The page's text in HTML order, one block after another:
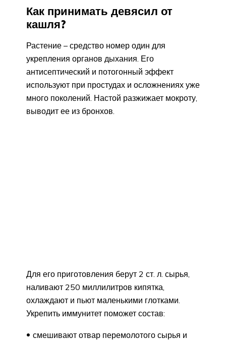
Как принимать девясил от
кашля?
Растение – средство номер один для
укрепления органов дыхания. Его
антисептический и потогонный эффект
используют при простудах и осложнениях уже
много поколений. Настой разжижает мокроту,
выводит ее из бронхов.
Для его приготовления берут 2 ст. л. сырья,
наливают 250 миллилитров кипятка,
охлаждают и пьют маленькими глотками.
Укрепить иммунитет поможет состав:
смешивают отвар перемолотого сырья и